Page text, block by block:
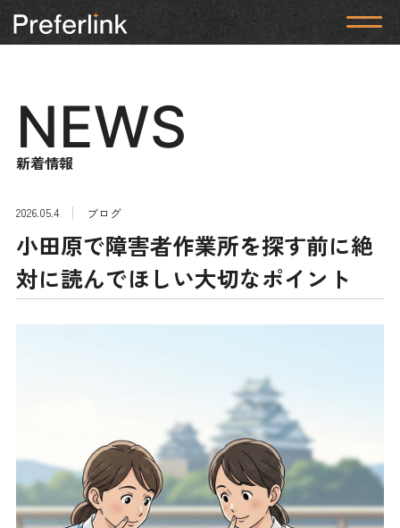
NEWS
新着情報
2026.05.4 ブログ
小田原で障害者作業所を探す前に絶
対に読んでほしい大切なポイント